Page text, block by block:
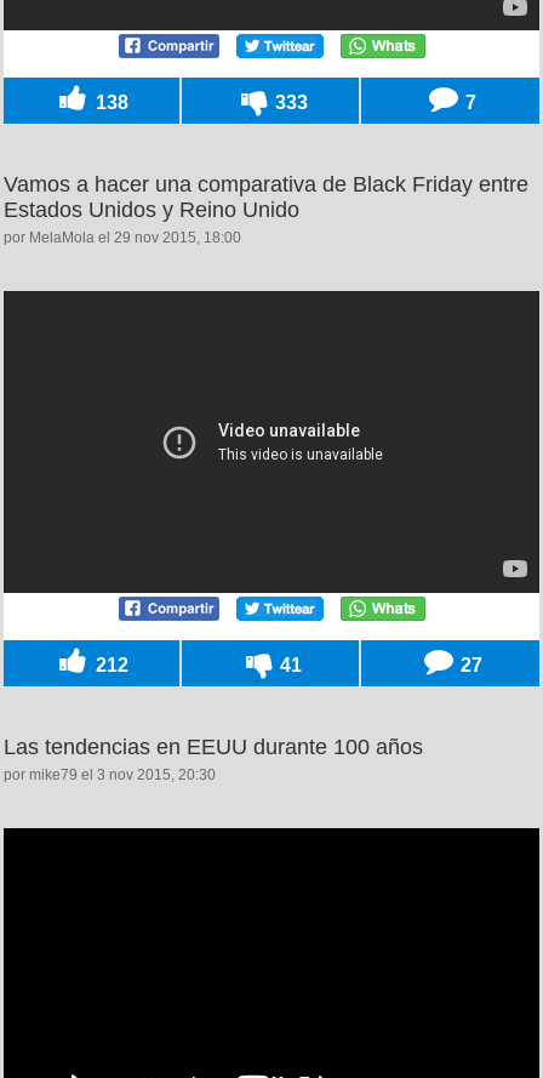
138 333 7
Vamos a hacer una comparativa de Black Friday entre
Estados Unidos y Reino Unido
por MelaMola el 29 nov 2015, 18:00
212 41 27
Las tendencias en EEUU durante 100 años
por mike79 el 3 nov 2015, 20:30